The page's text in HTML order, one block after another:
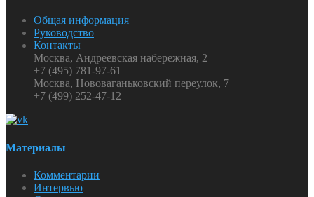
Общая информация
Руководство
Контакты
Москва, Андреевская набережная, 2
+7 (495) 781-97-61
Москва, Нововаганьковский переулок, 7
+7 (499) 252-47-12
Материалы
Комментарии
Интервью